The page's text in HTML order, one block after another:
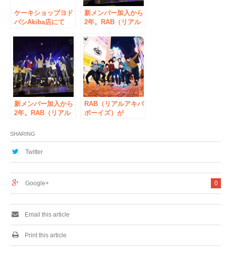
ケーキショップヨド
バシAkiba店にて
バボーイズ）」コラ
ボ開催決定！2021年
2月8日(月)から2021
年3月21日(日)まで。
#RAB
新メンバー加入から
2年。RAB（リアル
2022年1月23日に
ZEPP DIVER CITY
での単独ライブを発
表！オリンピックの
最中にツイッタート
レンド5位！#RABバ
ンドワンマン
新メンバー加入から
2年。RAB（リアル
2022年1月23日に
ZEPP DIVER CITY
での単独ライブを発
ンドワンマン
RAB（リアルアキバ
ボーイズ）が
YouTube FanFest
SHARING
Twitter
0
Google+
Email this article
Print this article